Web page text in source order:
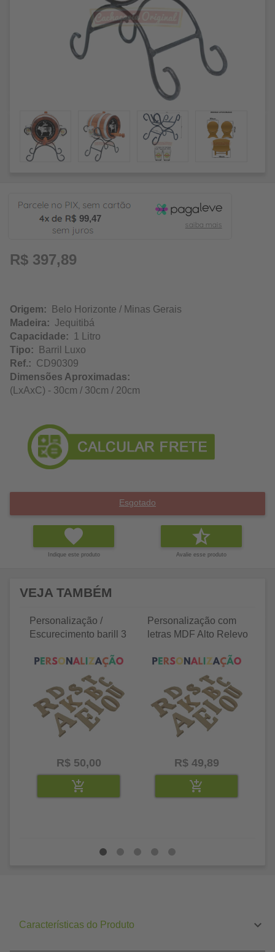
99,47
R$ 397,89
Origem: Belo Horizonte / Minas Gerais
Madeira: Jequitibá
Capacidade: 1 Litro
Tipo: Barril Luxo
Ref.: CD90309
Dimensões Aproximadas:
(LxAxC) - 30cm / 30cm / 20cm
Esgotado
Indique este produto Avalie esse produto
VEJA TAMBÉM
Personalização /
Escurecimento barill 3
R$ 50,00
Personalização com
letras MDF Alto Relevo
R$ 49,89
Características do Produto